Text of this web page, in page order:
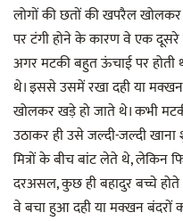
लोगों की छतों की खपरैल
पर टंगी होने के कारण वे एक
अगर मटकी बहुत ऊंचाई पर
थे। इससे उसमें रखा दही या
खोलकर खड़े हो जाते थे। कभी
उठाकर ही उसे जल्दी-जल्दी
मित्रों के बीच बांट लेते थे, लेकिन
दरअसल, कुछ ही बहादुर बच्चे
वे बचा हुआ दही या मक्खन बंदरों